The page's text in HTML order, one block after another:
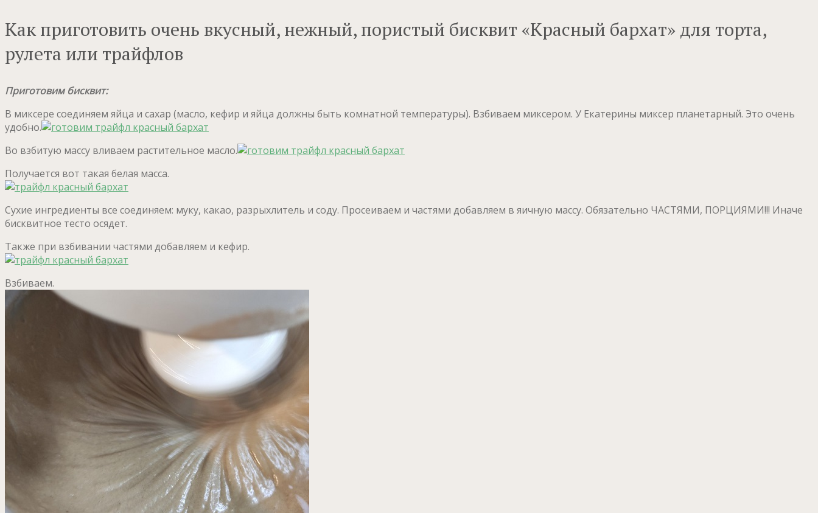
Как приготовить очень вкусный, нежный, пористый бисквит «Красный бархат» для торта,
рулета или трайфлов
Приготовим бисквит:
В миксере соединяем яйца и сахар (масло, кефир и яйца должны быть комнатной температуры). Взбиваем миксером. У Екатерины миксер планетарный. Это очень
удобно.
Во взбитую массу вливаем растительное масло.
Получается вот такая белая масса.
Сухие ингредиенты все соединяем: муку, какао, разрыхлитель и соду. Просеиваем и частями добавляем в яичную массу. Обязательно ЧАСТЯМИ, ПОРЦИЯМИ!!! Иначе
бисквитное тесто осядет.
Также при взбивании частями добавляем и кефир.
Взбиваем.